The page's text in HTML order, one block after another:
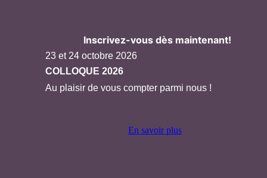
Inscrivez-vous dès maintenant!
23 et 24 octobre 2026
COLLOQUE 2026
Au plaisir de vous compter parmi nous !
En savoir plus